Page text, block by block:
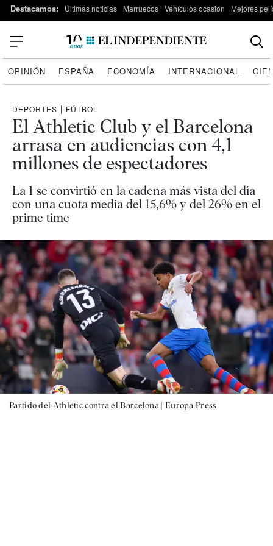
Destacamos: Últimas noticias Marruecos Vehículos ocasión Mejores
OPINIÓN ESPAÑA ECONOMÍA INTERNACIONAL
DEPORTES | FÚTBOL
El Athletic Club y el Barcelona
arrasa en audiencias con 4,1
millones de espectadores
La 1 se convirtió en la cadena más vista del día
con una cuota media del 15,6% y del 26% en el
prime time
Partido del Athletic contra el Barcelona | Europa Press